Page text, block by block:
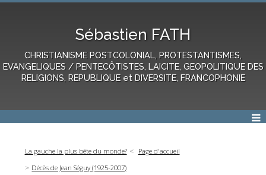
Sébastien FATH
CHRISTIANISME POSTCOLONIAL, PROTESTANTISMES,
EVANGELIQUES / PENTECÔTISTES, LAICITE, GEOPOLITIQUE DES
RELIGIONS, REPUBLIQUE et DIVERSITE, FRANCOPHONIE
La gauche la plus bête du monde?
Page d'accueil
Décès de Jean Séguy (1925-2007)